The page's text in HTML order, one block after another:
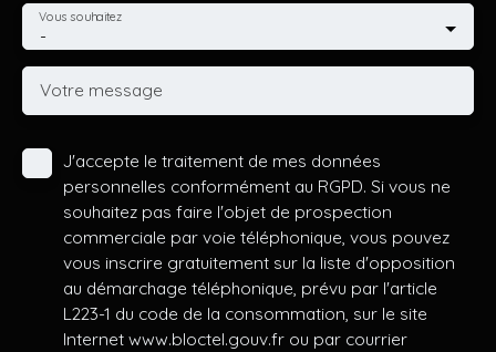
-
Vous souhaitez
Votre message
J'accepte le traitement de mes données
personnelles conformément au RGPD. Si vous ne
souhaitez pas faire l'objet de prospection
commerciale par voie téléphonique, vous pouvez
vous inscrire gratuitement sur la liste d'opposition
au démarchage téléphonique, prévu par l'article
L223-1 du code de la consommation, sur le site
Internet www.bloctel.gouv.fr ou par courrier